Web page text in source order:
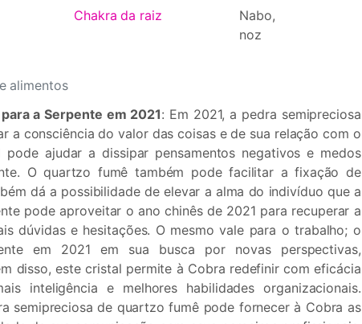
alimentos
Chakra da raiz
Nabo,
noz
a Serpente em 2021: Em 2021, a pedra semipreciosa
a consciência do valor das coisas e de sua relação com o
ajudar a dissipar pensamentos negativos e medos
O quartzo fumê também pode facilitar a fixação de
dá a possibilidade de elevar a alma do indivíduo que a
pode aproveitar o ano chinês de 2021 para recuperar a
dúvidas e hesitações. O mesmo vale para o trabalho; o
em 2021 em sua busca por novas perspectivas,
disso, este cristal permite à Cobra redefinir com eficácia
inteligência e melhores habilidades organizacionais.
semipreciosa de quartzo fumê pode fornecer à Cobra as